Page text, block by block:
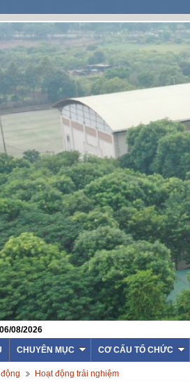
08/2026
CHUYÊN MỤC CƠ CẤU TỔ CHỨC
Hoạt động trải nghiệm